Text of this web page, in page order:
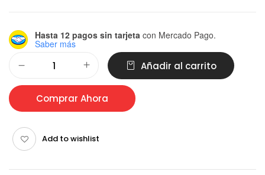
Hasta 12 pagos sin tarjeta con Mercado Pago.
Saber más
Añadir al carrito
Comprar Ahora
Add to wishlist